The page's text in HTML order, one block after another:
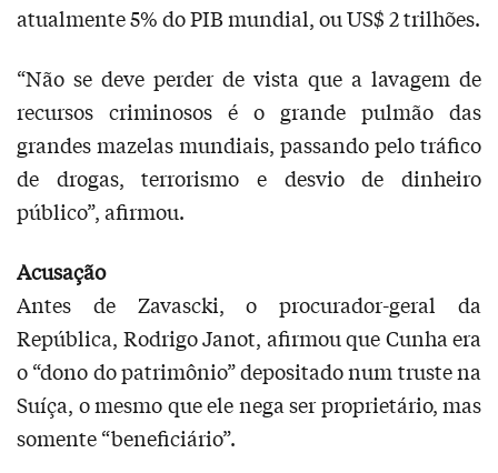
atualmente 5% do PIB mundial, ou US$ 2 trilhões.
“Não se deve perder de vista que a lavagem de
recursos criminosos é o grande pulmão das
grandes mazelas mundiais, passando pelo tráfico
de drogas, terrorismo e desvio de dinheiro
público”, afirmou.
Acusação
Antes de Zavascki, o procurador-geral da
República, Rodrigo Janot, afirmou que Cunha era
o “dono do patrimônio” depositado num truste na
Suíça, o mesmo que ele nega ser proprietário, mas
somente “beneficiário”.